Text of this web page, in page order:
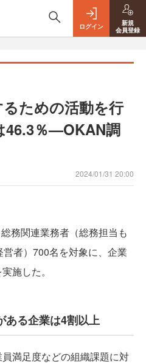
ログイン
新規
会員登録
ための活動を行
46.3％—OKAN調
2024/01/31 20:00
務関連業務者（総務担当も
者）700名を対象に、企業
施した。
ある企業は4割以上
満足度などの組織課題に対